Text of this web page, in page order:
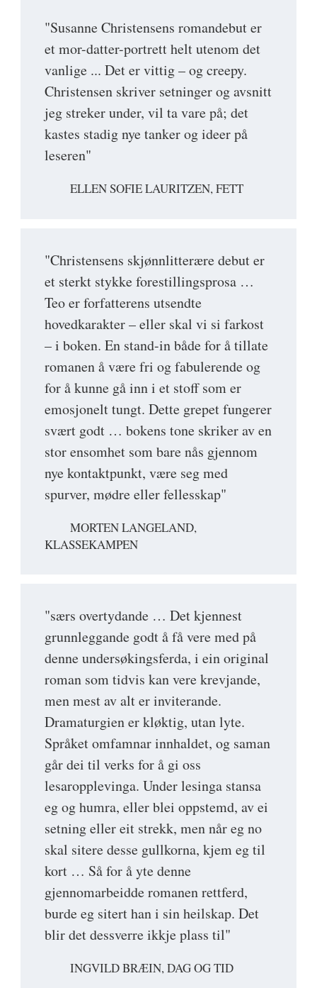
"Susanne Christensens romandebut er
et mor-datter-portrett helt utenom det
vanlige ... Det er vittig – og creepy.
Christensen skriver setninger og avsnitt
jeg streker under, vil ta vare på; det
kastes stadig nye tanker og ideer på
leseren"
ELLEN SOFIE LAURITZEN, FETT
"Christensens skjønnlitterære debut er
et sterkt stykke forestillingsprosa …
Teo er forfatterens utsendte
hovedkarakter – eller skal vi si farkost
– i boken. En stand-in både for å tillate
romanen å være fri og fabulerende og
for å kunne gå inn i et stoff som er
emosjonelt tungt. Dette grepet fungerer
svært godt … bokens tone skriker av en
stor ensomhet som bare nås gjennom
nye kontaktpunkt, være seg med
spurver, mødre eller fellesskap"
MORTEN LANGELAND,
KLASSEKAMPEN
"særs overtydande … Det kjennest
grunnleggande godt å få vere med på
denne undersøkingsferda, i ein original
roman som tidvis kan vere krevjande,
men mest av alt er inviterande.
Dramaturgien er kløktig, utan lyte.
Språket omfamnar innhaldet, og saman
går dei til verks for å gi oss
lesaropplevinga. Under lesinga stansa
eg og humra, eller blei oppstemd, av ei
setning eller eit strekk, men når eg no
skal sitere desse gullkorna, kjem eg til
kort … Så for å yte denne
gjennomarbeidde romanen rettferd,
burde eg sitert han i sin heilskap. Det
blir det dessverre ikkje plass til"
INGVILD BRÆIN, DAG OG TID